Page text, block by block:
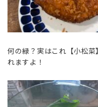
何の緑？実はこれ【小松
れますよ！